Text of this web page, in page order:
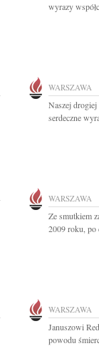
wyrazy
WARSZAWA
Naszej
serdeczne
WARSZAWA
Ze smutkiem
2009 roku, po
WARSZAWA
Januszowi
powodu